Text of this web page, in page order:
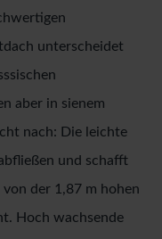
unterscheidet
aber in sienem
nach: Die leichte
und schafft
der 1,87 m hohen
Hoch wachsende